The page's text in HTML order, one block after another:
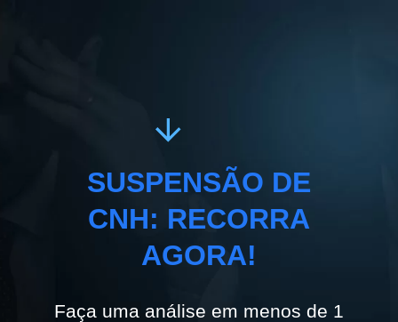
SUSPENSÃO DE
CNH: RECORRA
AGORA!
Faça uma análise em menos de 1